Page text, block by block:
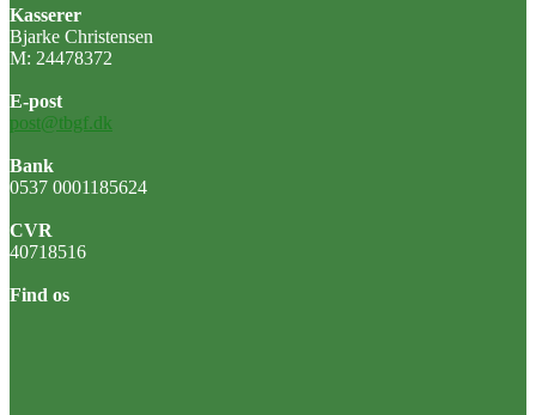
Kasserer
Bjarke Christensen
M: 24478372
E-post
post@tbgf.dk
Bank
0537 0001185624
CVR
40718516
Find os